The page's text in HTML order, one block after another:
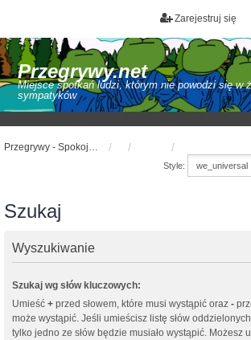
Zarejestruj się
Przegrywy.net
Miejsce spotkań ludzi, którym nie powodzi się w
sympatyków
Style:
Szukaj
Wyszukiwanie
Szukaj wg słów kluczowych:
Umieść + przed słowem, które musi wystąpić oraz -
może wystąpić. Jeśli umieścisz listę słów oddzielonych
tylko jedno ze słów będzie musiało wystąpić. Możesz